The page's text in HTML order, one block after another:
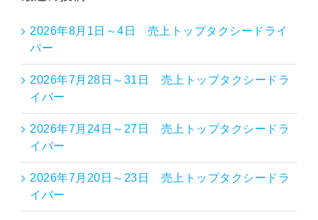
2026年8月1日～4日 売上トップタクシードライ
バー
2026年7月28日～31日 売上トップタクシードラ
イバー
2026年7月24日～27日 売上トップタクシードラ
イバー
2026年7月20日～23日 売上トップタクシードラ
イバー